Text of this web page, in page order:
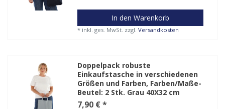
In den Warenkorb
* inkl. ges. MwSt. zzgl.Versandkosten
Doppelpack robuste
Einkaufstasche in verschiedenen
Größen und Farben, Farben/Maße-
Beutel: 2 Stk. Grau 40X32 cm
7,90 € *